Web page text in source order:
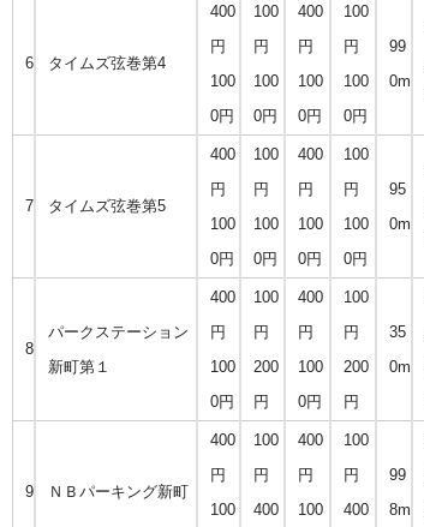
6 タイムズ弦巻第4
400
円
100
0円
100
円
100
0円
400
円
100
0円
100
円
100
0円
99
0m
7 タイムズ弦巻第5
400
円
100
0円
100
円
100
0円
400
円
100
0円
100
円
100
0円
95
0m
8
パークステーション
新町第１
400
円
100
0円
100
円
200
円
400
円
100
0円
100
円
200
円
35
0m
9 ＮＢパーキング新町
400
円
100
100
円
400
400
円
100
100
円
400
99
8m